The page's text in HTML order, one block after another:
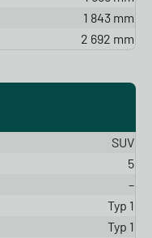
1 843 mm
2 692 mm
SUV
5
–
Typ 1
Typ 1